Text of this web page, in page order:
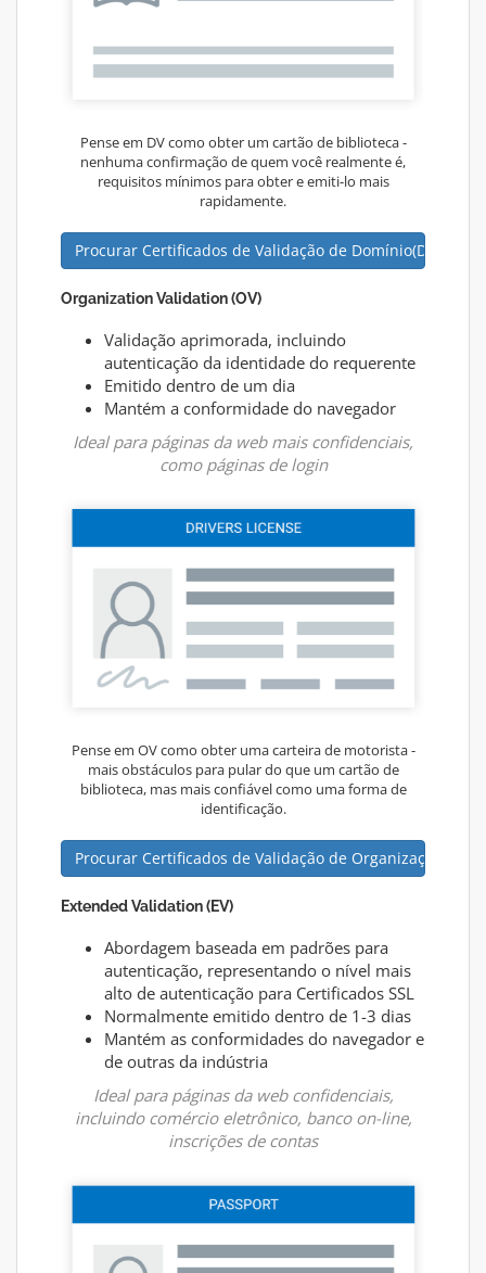
Pense em DV como obter um cartão de biblioteca -
nenhuma confirmação de quem você realmente é,
requisitos mínimos para obter e emiti-lo mais
rapidamente.
Procurar Certificados de Validação de Domínio(DV)
Organization Validation (OV)
Validação aprimorada, incluindo
autenticação da identidade do requerente
Emitido dentro de um dia
Mantém a conformidade do navegador
Ideal para páginas da web mais confidenciais,
como páginas de login
Pense em OV como obter uma carteira de motorista -
mais obstáculos para pular do que um cartão de
biblioteca, mas mais confiável como uma forma de
identificação.
Procurar Certificados de Validação de Organização(OV)
Extended Validation (EV)
Abordagem baseada em padrões para
autenticação, representando o nível mais
alto de autenticação para Certificados SSL
Normalmente emitido dentro de 1-3 dias
Mantém as conformidades do navegador e
de outras da indústria
Ideal para páginas da web confidenciais,
incluindo comércio eletrônico, banco on-line,
inscrições de contas